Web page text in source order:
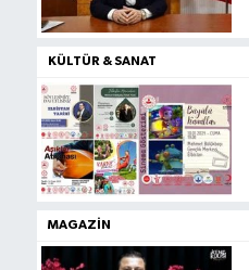
KÜLTÜR & SANAT
MAGAZIN
- Kültür - Sanat - Turizm